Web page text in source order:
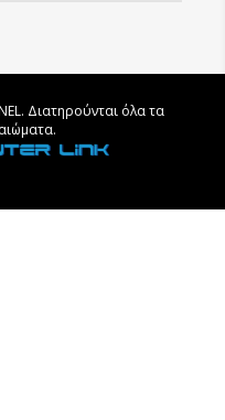
Διατηρούνται όλα τα